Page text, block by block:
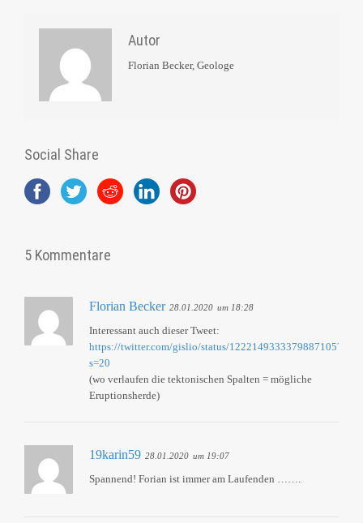
Autor
Florian Becker, Geologe
Social Share
5 Kommentare
Florian Becker 28.01.2020 um 18:28
Interessant auch dieser Tweet:
https://twitter.com/gislio/status/1222149333379887105?
s=20
(wo verlaufen die tektonischen Spalten = mögliche
Eruptionsherde)
19karin59 28.01.2020 um 19:07
Spannend! Forian ist immer am Laufenden …….